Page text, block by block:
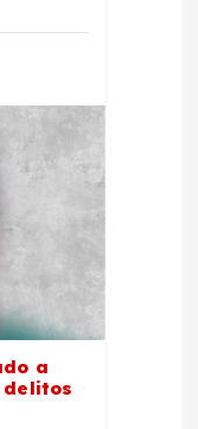
a
delitos